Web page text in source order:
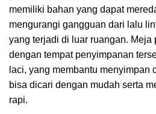
memiliki bahan yang dapat
mengurangi gangguan dari lalu
yang terjadi di luar ruangan. Meja
dengan tempat penyimpanan
laci, yang membantu menyimpan
bisa dicari dengan mudah serta
rapi.